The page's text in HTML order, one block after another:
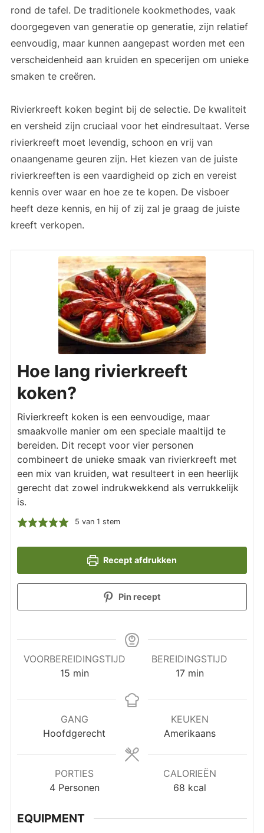
rond de tafel. De traditionele kookmethodes, vaak
doorgegeven van generatie op generatie, zijn relatief
eenvoudig, maar kunnen aangepast worden met een
verscheidenheid aan kruiden en specerijen om unieke
smaken te creëren.
Rivierkreeft koken begint bij de selectie. De kwaliteit
en versheid zijn cruciaal voor het eindresultaat. Verse
rivierkreeft moet levendig, schoon en vrij van
onaangename geuren zijn. Het kiezen van de juiste
rivierkreeften is een vaardigheid op zich en vereist
kennis over waar en hoe ze te kopen. De visboer
heeft deze kennis, en hij of zij zal je graag de juiste
kreeft verkopen.
Hoe lang rivierkreeft
koken?
Rivierkreeft koken is een eenvoudige, maar
smaakvolle manier om een speciale maaltijd te
bereiden. Dit recept voor vier personen
combineert de unieke smaak van rivierkreeft met
een mix van kruiden, wat resulteert in een heerlijk
gerecht dat zowel indrukwekkend als verrukkelijk
is.
5 van 1 stem
Recept afdrukken
Pin recept
VOORBEREIDINGSTIJD
15minuten
min
BEREIDINGSTIJD
17minuten
min
GANG
Hoofdgerecht
KEUKEN
Amerikaans
PORTIES
4 Personen
CALORIEËN
68 kcal
EQUIPMENT